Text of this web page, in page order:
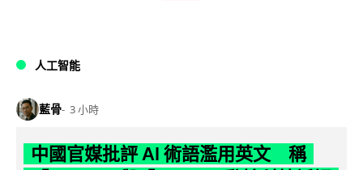
人工智能
藍骨 3 小時
中國官媒批評 AI 術語濫用英文 稱